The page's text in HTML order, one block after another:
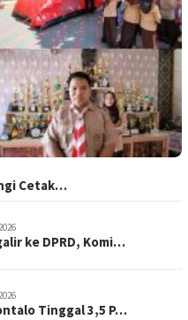
Cetak…
ke DPRD, Komi…
Tinggal 3,5 P…